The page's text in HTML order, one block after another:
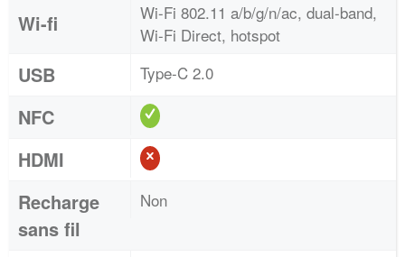
Wi-fi
Wi-Fi 802.11 a/b/g/n/ac, dual-band,
Wi-Fi Direct, hotspot
USB Type-C 2.0
NFC
HDMI
Recharge
sans fil
Non